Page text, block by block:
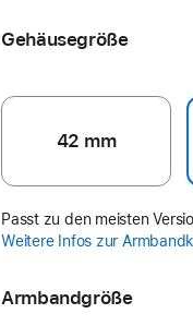
Gehäusegröße
42 mm
Passt zu den meisten
Weitere Infos zur
Armbandgröße